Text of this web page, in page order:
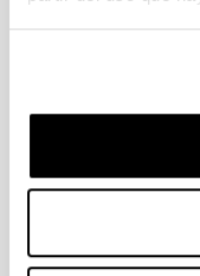
Economía de la
Empresa: